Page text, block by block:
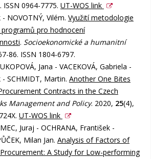
ISSN 0964-7775. UT-WOS link
NOVOTNÝ, Vilém. Využití metodologie
pro hodnocení
. Socioekonomické a humanitní
86. ISSN 1804-6797.
Jana - VACEKOVÁ, Gabriela -
- SCHMIDT, Martin. Another One Bites
Contracts in the Czech
Management and Policy. 2020, 25(4),
UT-WOS link
Juraj - OCHRANA, František -
Milan Jan. Analysis of Factors of
A Study for Low-performing